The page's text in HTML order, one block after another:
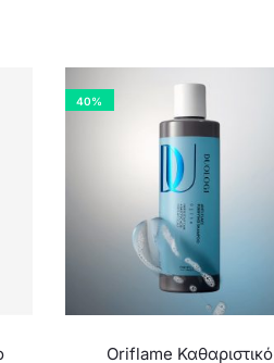
40%
Oriflame Καθαριστικό